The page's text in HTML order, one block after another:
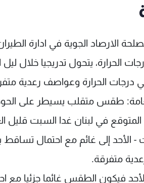
الارصاد الجوية في ادارة
الحرارة، يتحول تدريجيا خلال
الحرارة وعواصف رعدية
طقس متقلب يسيطر على
في لبنان غدا السبت قليل
- الأحد إلى غائم مع احتمال
متفرقة.
فيكون الطقس غائما جزئيا مع